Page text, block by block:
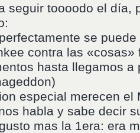
seguir toooodo el día,
se
contra las
hasta llegamos a
especial merecen el
habla y sabe decir
mas la 1era: era